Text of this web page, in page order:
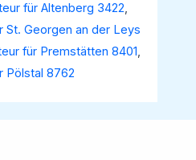
für Altenberg 3422,
St. Georgen an der Leys
für Premstätten 8401,
Pölstal 8762